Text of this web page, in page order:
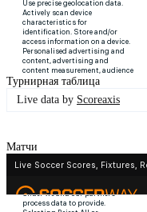
Турнирная таблица
Live data by Scoreaxis
Матчи